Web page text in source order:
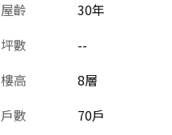
屋齡 30年
坪數
--
樓高
8層
戶數
70戶